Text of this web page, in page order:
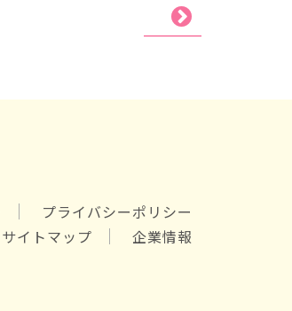
プライバシーポリシー
サイトマップ
企業情報